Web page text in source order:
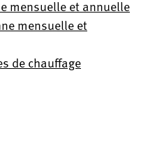
mensuelle et annuelle
mensuelle et
de chauffage